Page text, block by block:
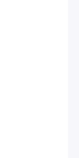
- 3 yil.